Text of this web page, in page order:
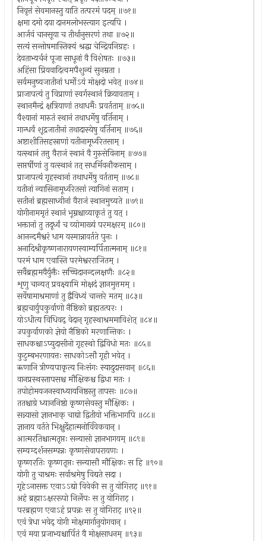
निवृत्तं सेवमानस्तु याति तत्परमं पदम् ॥७१॥
क्षमा दमो दया दानमलोभस्त्याग इत्यपि ।
आर्जवं चानसूया च तीर्थानुसरणं तथा ॥७२॥
सत्यं सन्तोषमास्तिक्यं श्रद्धा चेन्द्रियनिग्रहः ।
देवताभ्यर्चनं पूजा साधूनां वै विशेषतः ॥७३॥
अहिंसा प्रियवादित्वमपैशुन्यं सुनम्रता ।
सर्वमनुष्यजातीनां धर्मोऽयं मोक्षदो भवेत् ॥७४॥
प्राजापत्यं तु विप्राणां स्वर्गस्थानं क्रियावताम् ।
स्थानमैन्द्रं क्षत्रियाणां तथाधर्मैः प्रवर्तताम् ॥७५॥
वैश्यानां मारुतं स्थानं तथाधर्मेषु वर्तिनाम् ।
गान्धर्वं शूद्रजातीनां तथादास्येषु वर्तिनाम् ॥७६॥
अष्टाशीतिसहस्राणां यतीनामूर्ध्वरेतसाम् ।
यत्स्थानं तत्तु वैराजं स्थानं वै गुरुसेविनाम् ॥७७॥
सप्तर्षीणां तु यत्स्थानं तत् सधर्मिवनौकसाम् ।
प्राजापत्यं गृहस्थानां तथाधर्मेषु वर्तताम् ॥७८॥
यतीनां न्यासिनामूर्ध्वरेतसां त्यागिनां सताम् ।
सतीनां ब्रह्मसाध्वीनां वैराजं स्थानमुच्यते ॥७९॥
योगीनाममृतं स्थानं भूम्नश्चाव्याकृतं तु यत् ।
भक्तानां तु तदूर्ध्वं च व्योमाख्यं परमक्षरम् ॥८०॥
आनन्दमैश्वरं धाम यस्मान्नावर्तते पुनः ।
अनादिश्रीकृष्णनारायणस्वाम्यर्पितात्मनाम् ॥८१॥
परमं धाम एवास्ति परमेश्वरराजितम् ।
सर्वैब्रह्ममयैर्युक्तैः सच्चिदानन्दलक्षणैः ॥८२॥
शृणु चान्यत् प्रवक्ष्यामि मोक्षदं ज्ञानमुत्तमम् ।
सर्वेषामाश्रमाणां तु द्वैविध्यं चान्तरे मतम् ॥८३॥
ब्रह्मचार्युपकुर्वाणो नैष्ठिको ब्रह्मतत्परः ।
योऽधीत्य विधिवद् वेदान् गृहस्थाश्रममाविशेत् ॥८४॥
उपकुर्वाणको ज्ञेयो नैष्ठिको मरणान्तिकः ।
साधकश्चाऽप्युदासीनो गृहस्थो द्विविधो मतः ॥८५॥
कुटुम्बभरणायत्तः साधकोऽसौ गृही भवेत् ।
ऋणानि त्रीण्यपाकृत्य निःसंगः स्यादुदासवान् ॥८६॥
वानप्रस्थस्तापसश्च मौक्षिकश्च द्विधा मतः ।
तपोहोमयजनस्वाध्यायनिष्ठस्तु तापसः ॥८७॥
ततश्चाग्रे ध्याननिष्ठो कृष्णसेवस्तु मौक्षिकः ।
सन्न्यासो ज्ञानभाक् चाद्यो द्वितीयो भक्तिभागपि ॥८८॥
ज्ञानाय वर्तते भिक्षुर्देहात्मनोर्विवेकवान् ।
आत्मरतिश्चात्मतृप्तः सन्यासो ज्ञानभागयम् ॥८९॥
सम्यग्दर्शनसम्पन्नः कृष्णसेवापरायणः ।
कृष्णरतिः कृष्णतृप्तः सन्यासौ मौक्षिकः स हि ॥९०॥
योगी तु चाश्रमः सर्वाश्रमेषु विद्यते सदा ।
गृहेऽनासक्त एवाऽऽद्यो विवेकी स तु योगिराट् ॥९१॥
अहं ब्रह्माऽक्षररूपो निर्लेपः स तु योगिराट् ।
परब्रह्मण एवाऽहं प्रपन्नः स तु योगिराट् ॥९२॥
एवं त्रेधा भवेद् योगी मोक्षमार्गानुयोगवान् ।
एवं मया प्रजाभ्यश्चार्पितं वै मोक्षसाधनम् ॥९३॥